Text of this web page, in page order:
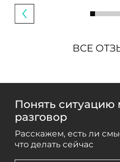
ВСЕ
Понять
разговор
Расскажем, есть ли
что делать сейчас